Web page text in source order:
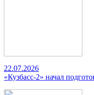
22.07.2026
«Кузбасс-2» начал